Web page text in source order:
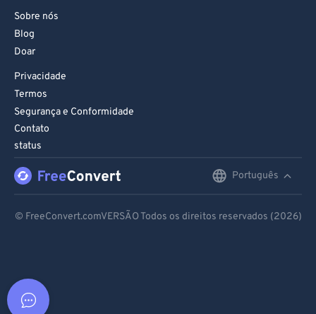
Sobre nós
Blog
Doar
Privacidade
Termos
Segurança e Conformidade
Contato
status
Português
© FreeConvert.comVERSÃO Todos os direitos reservados (2026)